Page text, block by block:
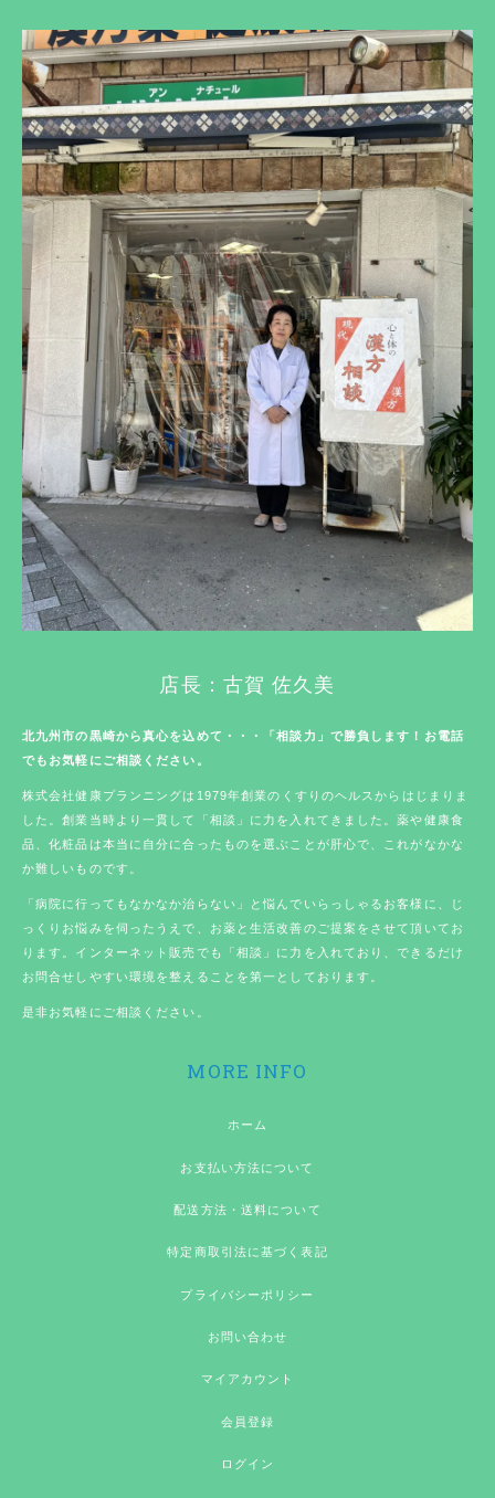
店長：古賀 佐久美
北九州市の黒崎から真心を込めて・・・「相談力」で勝負します！お電話
でもお気軽にご相談ください。
株式会社健康プランニングは1979年創業のくすりのヘルスからはじまりま
した。創業当時より一貫して「相談」に力を入れてきました。薬や健康食
品、化粧品は本当に自分に合ったものを選ぶことが肝心で、これがなかな
か難しいものです。
「病院に行ってもなかなか治らない」と悩んでいらっしゃるお客様に、じ
っくりお悩みを伺ったうえで、お薬と生活改善のご提案をさせて頂いてお
ります。インターネット販売でも「相談」に力を入れており、できるだけ
お問合せしやすい環境を整えることを第一としております。
是非お気軽にご相談ください。
MORE INFO
ホーム
お支払い方法について
配送方法・送料について
特定商取引法に基づく表記
プライバシーポリシー
お問い合わせ
マイアカウント
会員登録
ログイン